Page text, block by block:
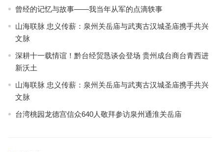
曾经的记忆与故事——我当年从军的点滴轶事
山海联脉 忠义传薪：泉州关岳庙与武夷古汉城圣庙携手共兴
文脉
深耕十一载情谊！黔台经贸恳谈会登场 贵州成台商台青西进
新沃土
山海联脉 忠义传薪：泉州关岳庙与武夷古汉城圣庙携手共兴
文脉
台湾桃园龙德宫信众640人敬拜参访泉州通淮关岳庙